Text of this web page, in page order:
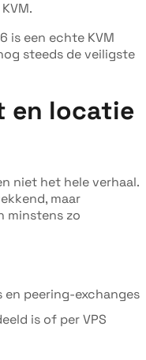
is een echte KVM
steeds de veiligste
en locatie
niet het hele verhaal.
maar
minstens zo
en peering-exchanges
is of per VPS